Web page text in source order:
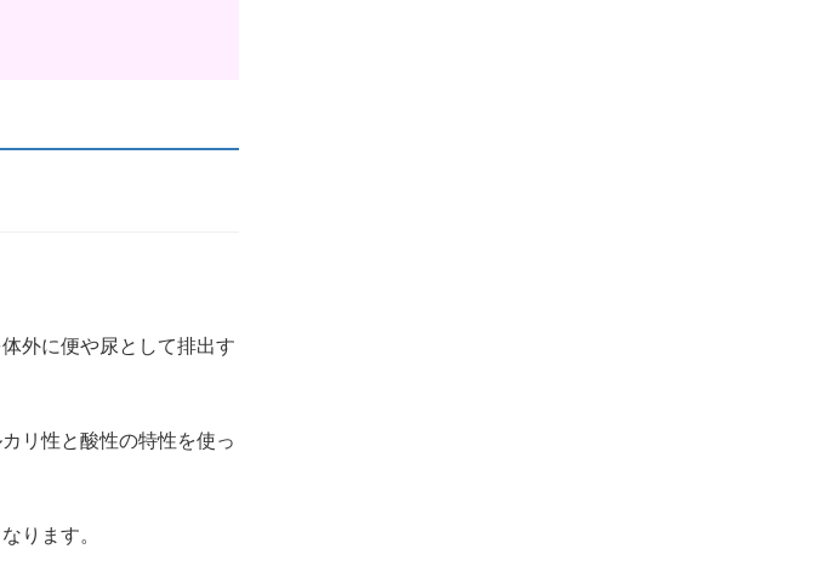
外に便や尿として排出す
リ性と酸性の特性を使っ
ります。